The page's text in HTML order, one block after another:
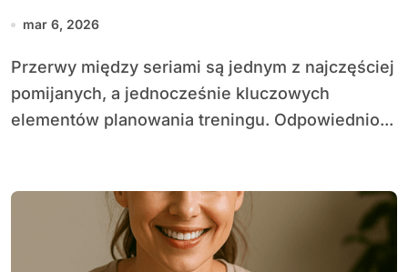
mar 6, 2026
Przerwy między seriami są jednym z najczęściej
pomijanych, a jednocześnie kluczowych
elementów planowania treningu. Odpowiednio...